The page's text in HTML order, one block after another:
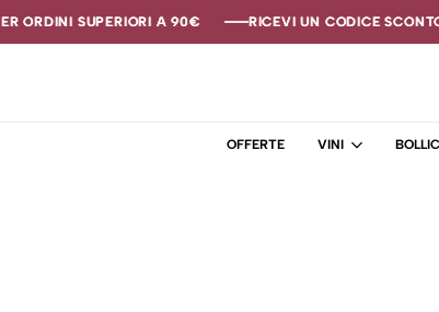
ORDINI SUPERIORI A 90€ RICEVI UN CODICE
ORDINI SUPERIORI A 90€ RICEVI UN CODICE
ORDINI SUPERIORI A 90€ RICEVI UN CODICE
OFFERTE VINI